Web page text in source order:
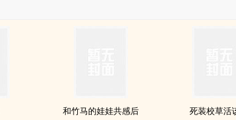
和竹马的娃娃共感后 死装校草活